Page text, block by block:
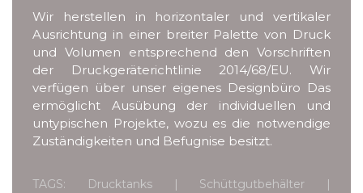
Wir herstellen in horizontaler und vertikaler
Ausrichtung in einer breiter Palette von Druck
und Volumen entsprechend den Vorschriften
der Druckgeräterichtlinie 2014/68/EU. Wir
verfügen über unser eigenes Designbüro Das
ermöglicht Ausübung der individuellen und
untypischen Projekte, wozu es die notwendige
Zuständigkeiten und Befugnise besitzt.
TAGS: Drucktanks | Schüttgutbehälter |